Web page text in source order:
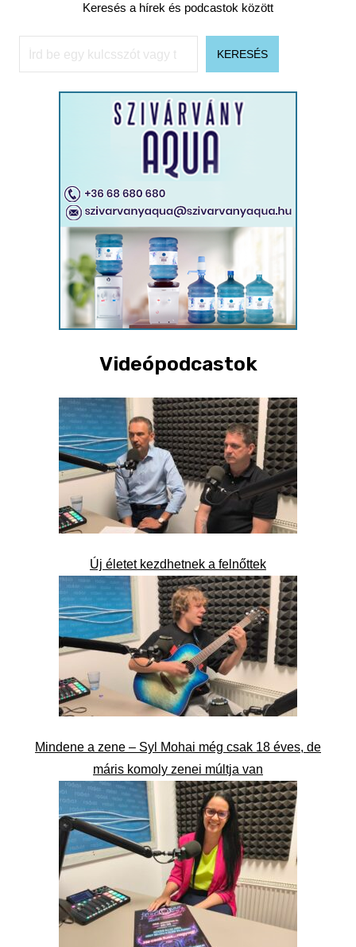
Keresés a hírek és podcastok között
Keresés
KERESÉS
Videópodcastok
Új életet kezdhetnek a felnőttek
Mindene a zene – Syl Mohai még csak 18 éves, de
máris komoly zenei múltja van